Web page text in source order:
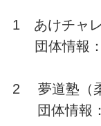
1 あけチャレ
団体情報：
2 夢道塾（
団体情報：